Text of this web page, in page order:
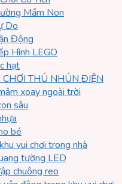
Mầm Non
Do
Động
Hình LEGO
hạt
THÚ NHÚN ĐIỆN
xoay ngoài trời
sâu
bé
vui chơi trong nhà
tường LED
chuông reo